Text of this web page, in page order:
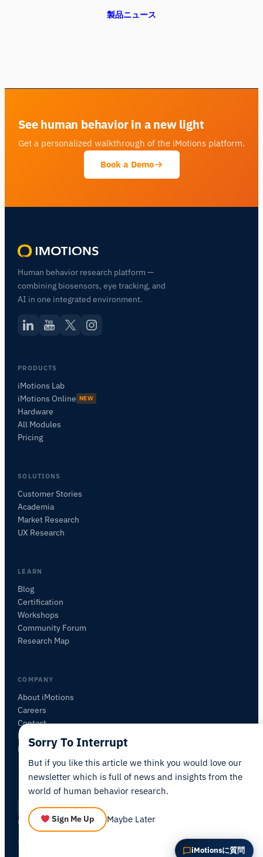
製品ニュース
See human behavior in a new light
Get a personalized walkthrough of the iMotions platform.
Book a Demo
Human behavior research platform —
combining biosensors, eye tracking, and
AI in one integrated environment.
PRODUCTS
iMotions Lab
iMotions Online NEW
Hardware
All Modules
Pricing
SOLUTIONS
Customer Stories
Academia
Market Research
UX Research
LEARN
Blog
Certification
Workshops
Community Forum
Research Map
COMPANY
About iMotions
Careers
Contact
My iMotions
Newsletter
JA |Privacy Policy
Cookie Settings
© 2026 iMotions A/S. All rights reserved.
iMotionsに質問
研究方法、製品、センサー、SDK、リソースに
この記事について質問
この記事を要約
これをどう応用できますか？
Sorry To Interrupt
But if you like this article we think you would love our
newsletter which is full of news and insights from the
world of human behavior research.
Sign Me Up Maybe Later